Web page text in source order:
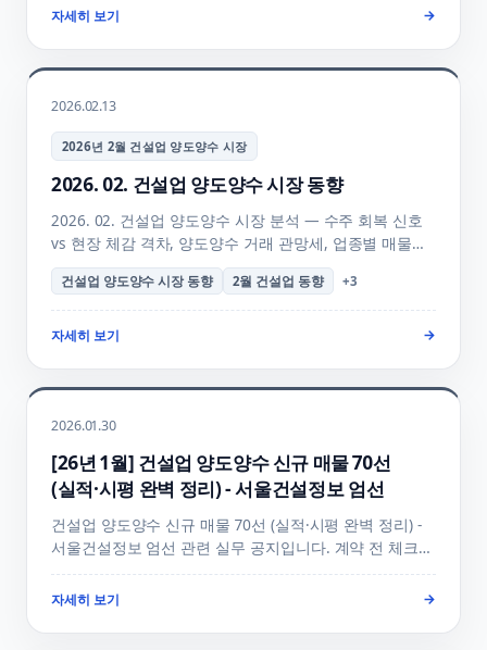
자세히 보기 →
2026.02.13
2026년 2월 건설업 양도양수 시장
2026. 02. 건설업 양도양수 시장 동향
2026. 02. 건설업 양도양수 시장 분석 — 수주 회복 신호
vs 현장 체감 격차, 양도양수 거래 관망세, 업종별 매물
흐름, 양수자 의사결정 포인트, 3월 7/31 시평 공시 임박
효과 + FAQ까지 행정사사무소하랑이 정리했습니다. 시장
흐름 점검 + 양수 결정 가이드.
건설업 양도양수 시장 동향 2월 건설업 동향 +3
자세히 보기 →
2026.01.30
[26년 1월] 건설업 양도양수 신규 매물 70선
(실적·시평 완벽 정리) - 서울건설정보 엄선
건설업 양도양수 신규 매물 70선 (실적·시평 완벽 정리) -
서울건설정보 엄선 관련 실무 공지입니다. 계약 전 체크
포인트와 준비 순서를 빠르게 확인할 수 있게
정리했습니다.
자세히 보기 →